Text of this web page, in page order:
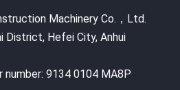
Machinery Co.，Ltd.
District, Hefei City, Anhui
number: 9134 0104 MA8P